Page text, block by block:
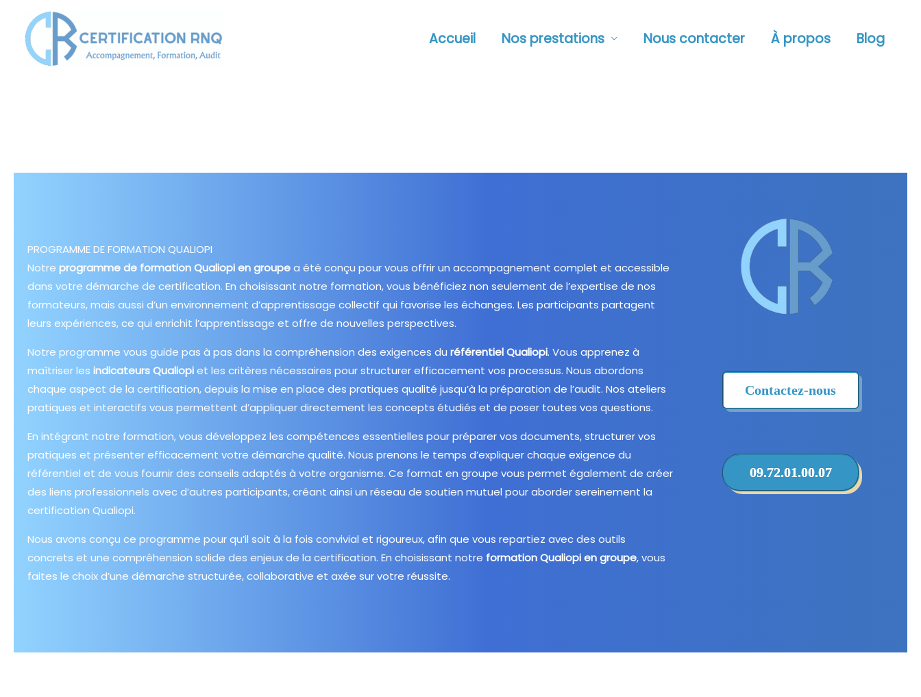
contenu
Accueil Nos prestations Nous contacter À propos Blog
PROGRAMME DE FORMATION QUALIOPI
Notre programme de formation Qualiopi en groupea été conçu pour vous offrir un accompagnement complet et accessible
dans votre démarche de certification. En choisissant notre formation, vous bénéficiez non seulement de l’expertise de nos
formateurs, mais aussi d’un environnement d’apprentissage collectif qui favorise les échanges. Les participants partagent
leurs expériences, ce qui enrichit l’apprentissage et offre de nouvelles perspectives.
Notre programme vous guide pas à pas dans la compréhension des exigences du référentiel Qualiopi. Vous apprenez à
maîtriser les indicateurs Qualiopiet les critères nécessaires pour structurer efficacement vos processus. Nous abordons
chaque aspect de la certification, depuis la mise en place des pratiques qualité jusqu’à la préparation de l’audit. Nos ateliers
pratiques et interactifs vous permettent d’appliquer directement les concepts étudiés et de poser toutes vos questions.
En intégrant notre formation, vous développez les compétences essentielles pour préparer vos documents, structurer vos
pratiques et présenter efficacement votre démarche qualité. Nous prenons le temps d’expliquer chaque exigence du
référentiel et de vous fournir des conseils adaptés à votre organisme. Ce format en groupe vous permet également de créer
des liens professionnels avec d’autres participants, créant ainsi un réseau de soutien mutuel pour aborder sereinement la
certification Qualiopi.
Nous avons conçu ce programme pour qu’il soit à la fois convivial et rigoureux, afin que vous repartiez avec des outils
concrets et une compréhension solide des enjeux de la certification. En choisissant notre formation Qualiopi en groupe, vous
faites le choix d’une démarche structurée, collaborative et axée sur votre réussite.
Contactez-nous
09.72.01.00.07